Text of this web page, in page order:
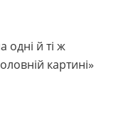
одні й ті ж
картині»